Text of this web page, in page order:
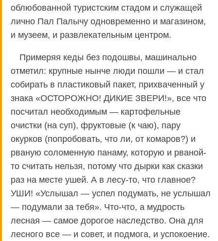
облюбованной туристским стадом и служащей
лично Пал Палычу одновременно и магазином,
и музеем, и развлекательным центром.
Примеряя кеды без подошвы, машинально
отметил: крупные нынче люди пошли — и стал
собирать в пластиковый пакет, прихваченный у
знака «ОСТОРОЖНО! ДИКИЕ ЗВЕРИ!», все что
посчитал необходимым — картофельные
очистки (на суп), фруктовые (к чаю), пару
окурков (попробовать, что ли, от комаров?) и
рваную соломенную панаму, которую и рваной-
то считать нельзя, потому что дырки как сказки
раз на месте ушей. А в лесу-то, что главное?
УШИ! «Услышал — успел подумать, не услышал
— подумали за тебя». Что-что, а мудрость
лесная — самое дорогое наследство. Она для
лесного все — и совет, и подмога, и успокоение.